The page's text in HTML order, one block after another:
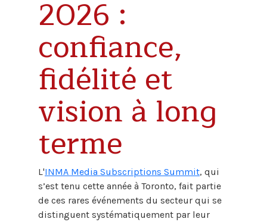
2026 :
confiance,
fidélité et
vision à long
terme
L'INMA Media Subscriptions Summit, qui
s’est tenu cette année à Toronto, fait partie
de ces rares événements du secteur qui se
distinguent systématiquement par leur